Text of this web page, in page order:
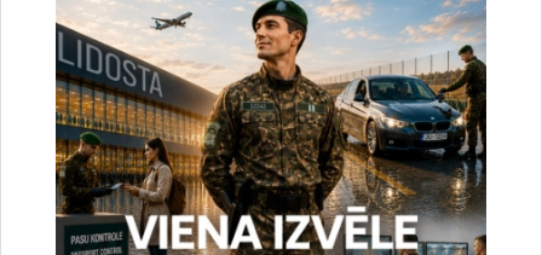
e-pasts: jolanta.babisko@rs.gov.lv
Saistītas tēmas
Aktualitātes: Konstatētie pārkāpumi